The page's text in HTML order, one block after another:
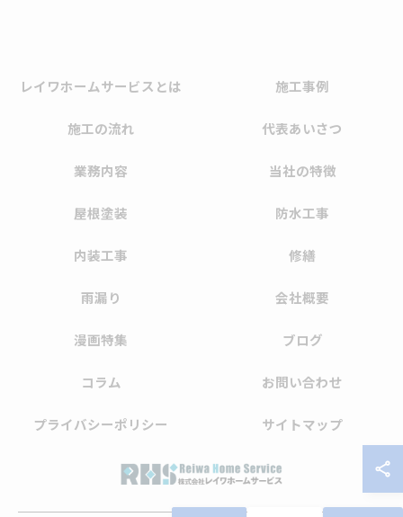
レイワホームサービスとは 施工事例
施工の流れ 代表あいさつ
業務内容 当社の特徴
屋根塗装 防水工事
内装工事 修繕
雨漏り 会社概要
漫画特集 ブログ
コラム お問い合わせ
プライバシーポリシー サイトマップ